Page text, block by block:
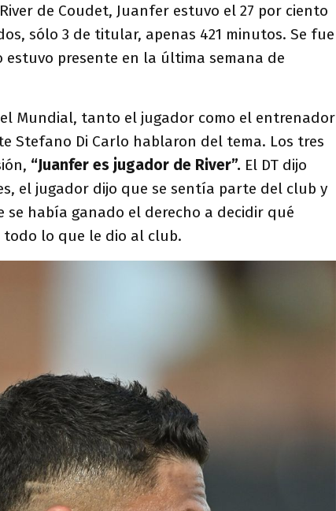
de Coudet, Juanfer estuvo el 27 por ciento
sólo 3 de titular, apenas 421 minutos. Se fue
estuvo presente en la última semana de
Mundial, tanto el jugador como el entrenador
Stefano Di Carlo hablaron del tema. Los tres
“Juanfer es jugador de River”. El DT dijo
el jugador dijo que se sentía parte del club y
se había ganado el derecho a decidir qué
lo que le dio al club.